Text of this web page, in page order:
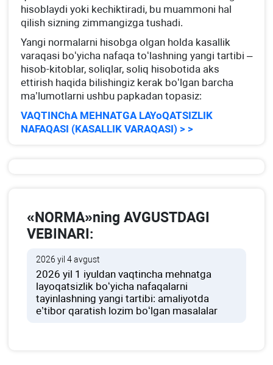
hisoblaydi yoki kechiktiradi, bu muammoni hal
qilish sizning zimmangizga tushadi.
Yangi normalarni hisobga olgan holda kasallik
varaqasi boʻyicha nafaqa toʻlashning yangi tartibi –
hisob-kitoblar, soliqlar, soliq hisobotida aks
ettirish haqida bilishingiz kerak boʻlgan barcha
ma’lumotlarni ushbu papkadan topasiz:
VAQTINChA MEHNATGA LAYoQATSIZLIK
NAFAQASI (KASALLIK VARAQASI) > >
«NORMA»ning AVGUSTDAGI
VEBINARI:
2026 yil 4 avgust
2026 yil 1 iyuldan vaqtincha mehnatga
layoqatsizlik boʻyicha nafaqalarni
tayinlashning yangi tartibi: amaliyotda
e’tibor qaratish lozim boʻlgan masalalar